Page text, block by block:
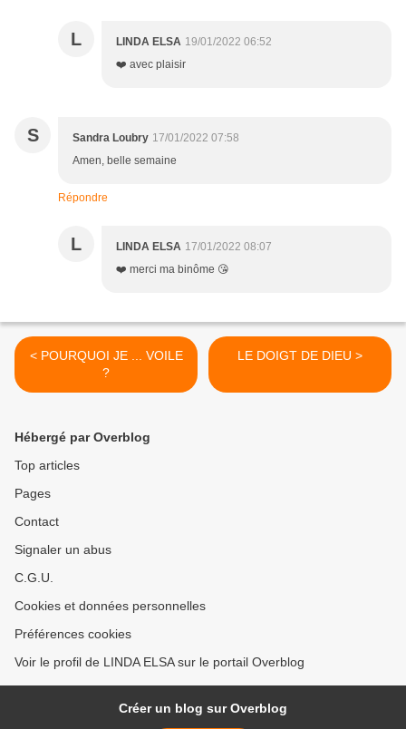
L LINDA ELSA 19/01/2022 06:52
❤️ avec plaisir
S Sandra Loubry 17/01/2022 07:58
Amen, belle semaine
Répondre
L LINDA ELSA 17/01/2022 08:07
❤️ merci ma binôme 😘
< POURQUOI JE ... VOILE
?
LE DOIGT DE DIEU >
Hébergé par Overblog
Top articles
Pages
Contact
Signaler un abus
C.G.U.
Cookies et données personnelles
Préférences cookies
Voir le profil de LINDA ELSA sur le portail Overblog
Créer un blog sur Overblog